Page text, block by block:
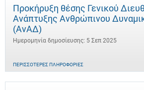
Προκήρυξη θέσης Γενικού
Ανάπτυξης Ανθρώπινου
(ΑνΑΔ)
Ημερομηνία δημοσίευσης: 5 Σεπ 2025
ΠΕΡΙΣΣΌΤΕΡΕΣ ΠΛΗΡΟΦΟΡΊΕΣ